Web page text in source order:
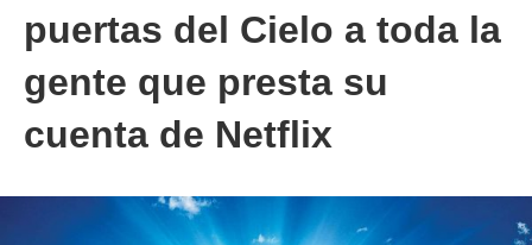
puertas del Cielo a toda la
gente que presta su
cuenta de Netflix